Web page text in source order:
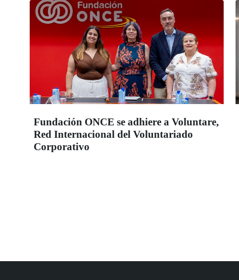
Fundación ONCE se adhiere a Voluntare,
Red Internacional del Voluntariado
Corporativo